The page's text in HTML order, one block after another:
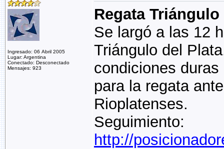
Ingresado: 06 Abril 2005
Lugar: Argentina
Conectado: Desconectado
Mensajes: 923
Regata
Se largó a las 12
Triángulo del
condiciones
para la regata
Rioplatenses.
Seguimiento:
http://